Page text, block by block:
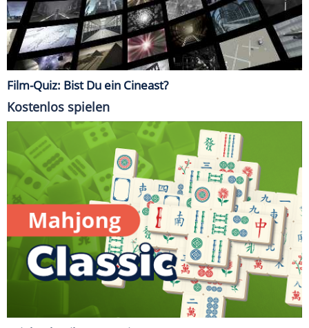
Film-Quiz: Bist Du ein Cineast?
Kostenlos spielen